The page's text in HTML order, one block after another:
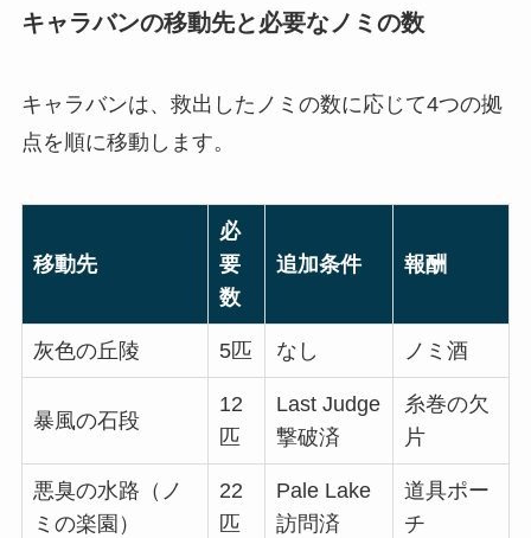
キャラバンの移動先と必要なノミの数
キャラバンは、救出したノミの数に応じて4つの拠
点を順に移動します。
移動先
必
要
数
追加条件 報酬
灰色の丘陵 5匹 なし ノミ酒
暴風の石段
12
匹
Last Judge
撃破済
糸巻の欠
片
悪臭の水路（ノ
ミの楽園）
22
匹
Pale Lake
訪問済
道具ポー
チ